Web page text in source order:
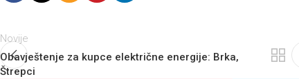
Novije
Obavještenje za kupce električne energije: Brka,
Štrepci